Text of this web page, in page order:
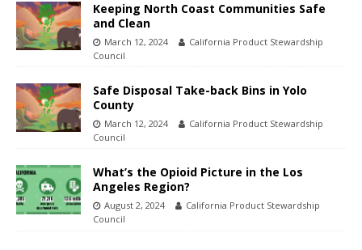
Keeping North Coast Communities Safe
and Clean
March 12, 2024
California Product Stewardship
Council
Safe Disposal Take-back Bins in Yolo
County
March 12, 2024
California Product Stewardship
Council
What’s the Opioid Picture in the Los
Angeles Region?
August 2, 2024
California Product Stewardship
Council